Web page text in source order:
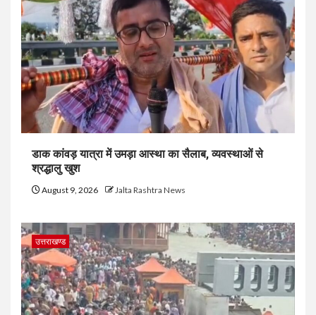
डाक कांवड़ यात्रा में उमड़ा आस्था का सैलाब, व्यवस्थाओं से
श्रद्धालु खुश
August 9, 2026 Jalta Rashtra News
उत्तराखण्ड